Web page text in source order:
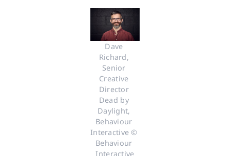
Dave
Richard,
Senior
Creative
Director
Dead by
Daylight,
Behaviour
Interactive ©
Behaviour
Interactive